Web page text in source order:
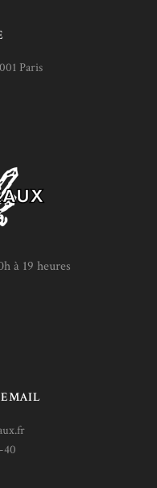
Paris
à 19 heures
40